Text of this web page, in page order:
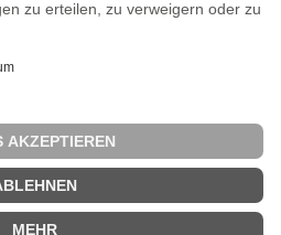
keyboard_arrow_down